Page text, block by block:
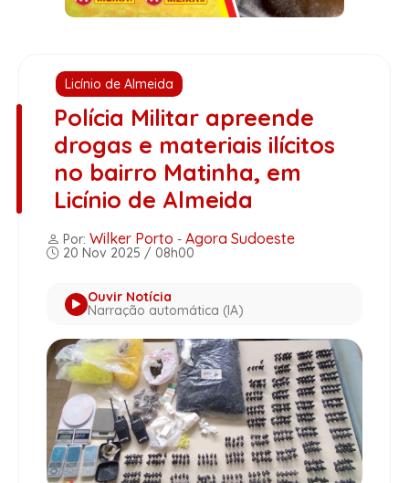
Licínio de Almeida
Polícia Militar apreende
drogas e materiais ilícitos
no bairro Matinha, em
Licínio de Almeida
Por: Wilker Porto - Agora Sudoeste
20 Nov 2025 / 08h00
Ouvir Notícia
Narração automática (IA)